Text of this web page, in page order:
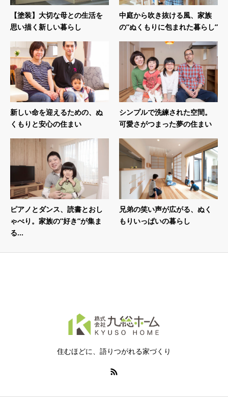
【塗装】大切な母との生活を
思い描く新しい暮らし
中庭から吹き抜ける風、家族
の”ぬくもりに包まれた暮らし”
新しい命を迎えるための、ぬ
くもりと安心の住まい
シンプルで洗練された空間。
可愛さがつまった夢の住まい
ピアノとダンス、読書とおし
ゃべり。家族の”好き”が集ま
る...
兄弟の笑い声が広がる、ぬく
もりいっぱいの暮らし
住むほどに、語りつがれる家づくり